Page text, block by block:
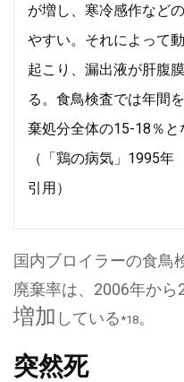
が増し、寒冷感作など
やすい。 それによって
起こり、漏出液が肝腹
る。 食鳥検査では年間
棄処分全体の15-18％と
（「鶏の病気」1995
引用）
国内ブロイラーの食鳥
廃棄率は、2006年から
増加 している*18。
突然死